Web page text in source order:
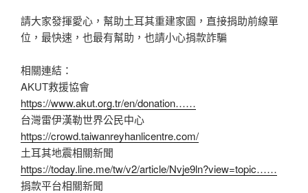
請大家發揮愛心，幫助土耳其重建家園，直接捐助前線單
位，最快速，也最有幫助，也請小心捐款詐騙
相關連結：
AKUT救援協會
https://www.akut.org.tr/en/donation……
台灣雷伊漢勒世界公民中心
https://crowd.taiwanreyhanlicentre.com/
土耳其地震相關新聞
https://today.line.me/tw/v2/article/Nvje9ln?view=topic……
捐款平台相關新聞